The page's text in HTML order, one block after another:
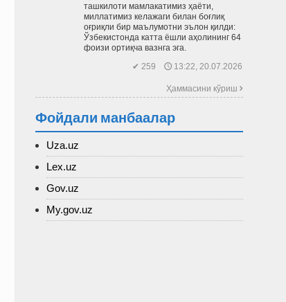
ташкилоти мамлакатимиз ҳаёти,
миллатимиз келажаги билан боғлиқ
оғриқли бир маълумотни эълон қилди:
Ўзбекис­тонда катта ёшли аҳолининг 64
фоизи ортиқча вазнга эга.
✔ 259 🕔 13:22, 20.07.2026
Ҳаммасини кўриш 
Фойдали манбаалар
Uza.uz
Lex.uz
Gov.uz
My.gov.uz